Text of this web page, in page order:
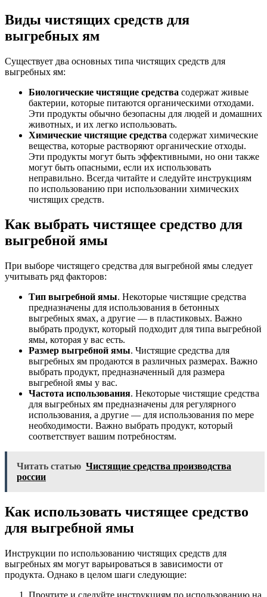
Виды чистящих средств для
выгребных ям
Существует два основных типа чистящих средств для
выгребных ям:
Биологические чистящие средства содержат живые
бактерии, которые питаются органическими отходами.
Эти продукты обычно безопасны для людей и домашних
животных, и их легко использовать.
Химические чистящие средства содержат химические
вещества, которые растворяют органические отходы.
Эти продукты могут быть эффективными, но они также
могут быть опасными, если их использовать
неправильно. Всегда читайте и следуйте инструкциям
по использованию при использовании химических
чистящих средств.
Как выбрать чистящее средство для
выгребной ямы
При выборе чистящего средства для выгребной ямы следует
учитывать ряд факторов:
Тип выгребной ямы. Некоторые чистящие средства
предназначены для использования в бетонных
выгребных ямах, а другие — в пластиковых. Важно
выбрать продукт, который подходит для типа выгребной
ямы, которая у вас есть.
Размер выгребной ямы. Чистящие средства для
выгребных ям продаются в различных размерах. Важно
выбрать продукт, предназначенный для размера
выгребной ямы у вас.
Частота использования. Некоторые чистящие средства
для выгребных ям предназначены для регулярного
использования, а другие — для использования по мере
необходимости. Важно выбрать продукт, который
соответствует вашим потребностям.
Читать статью Чистящие средства производства
россии
Как использовать чистящее средство
для выгребной ямы
Инструкции по использованию чистящих средств для
выгребных ям могут варьироваться в зависимости от
продукта. Однако в целом шаги следующие: